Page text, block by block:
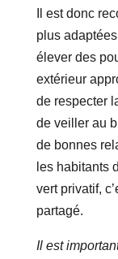
Il est donc
plus
élever des
extérieur
de respecter
de veiller au
de bonnes
les habitants
vert privatif,
partagé.
Il est